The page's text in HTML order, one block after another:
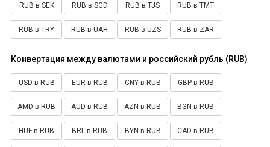
RUB в SEK RUB в SGD RUB в TJS RUB в TMT
RUB в TRY RUB в UAH RUB в UZS RUB в ZAR
Конвертация между валютами и российский рубль (RUB)
USD в RUB EUR в RUB CNY в RUB GBP в RUB
AMD в RUB AUD в RUB AZN в RUB BGN в RUB
HUF в RUB BRL в RUB BYN в RUB CAD в RUB